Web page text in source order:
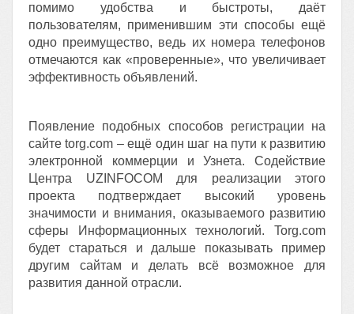
помимо удобства и быстроты, даёт
пользователям, применившим эти способы ещё
одно преимущество, ведь их номера телефонов
отмечаются как «проверенные», что увеличивает
эффективность объявлений.
Появление подобных способов регистрации на
сайте torg.com – ещё один шаг на пути к развитию
электронной коммерции и Узнета. Содействие
Центра UZINFOCOM для реализации этого
проекта подтверждает высокий уровень
значимости и внимания, оказываемого развитию
сферы Информационных технологий. Torg.com
будет стараться и дальше показывать пример
другим сайтам и делать всё возможное для
развития данной отрасли.